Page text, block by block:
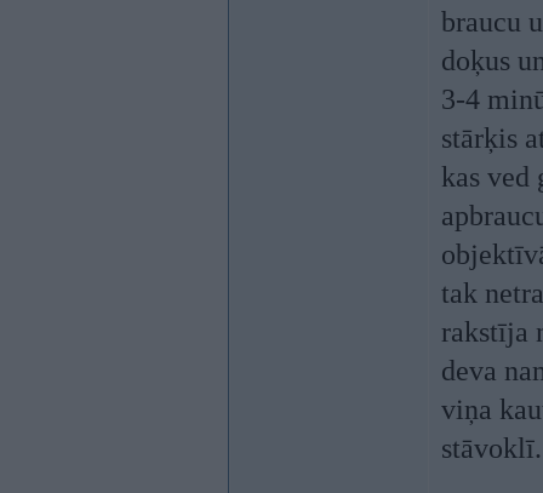
braucu
doķus
3-4
stārķis
kas ved
tak
rakstīja
deva
viņa
stāvoklī.